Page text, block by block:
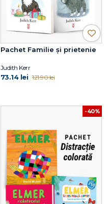
Pachet Familie și prietenie
Judith Kerr
73.14 lei 121.90 lei
-40%